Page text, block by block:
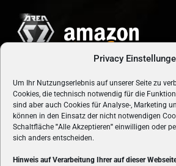
Privacy
Um Ihr Nutzungserlebnis auf unserer Seite zu
Cookies, die technisch notwendig für die
sind aber auch Cookies für Analyse-, Marketing
können in den Einsatz der nicht notwendigen
Schaltfläche "Alle Akzeptieren" einwilligen oder
sich anders entscheiden.
Hinweis auf Verarbeitung Ihrer auf dieser